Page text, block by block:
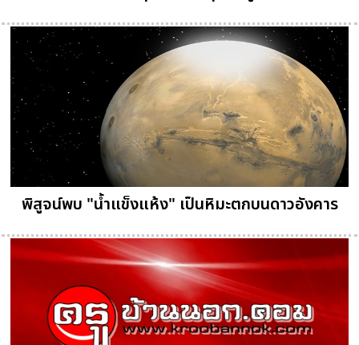
พิสูจน์พบ "น้ำแข็งแห้ง" เป็นหิมะตกบนดาวอังคาร